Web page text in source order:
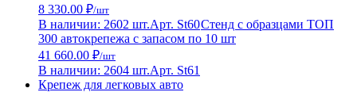
8 330.00 ₽/шт
В наличии: 2602 шт.Арт. St60Стенд с образцами ТОП
300 автокрепежа с запасом по 10 шт
41 660.00 ₽/шт
В наличии: 2604 шт.Арт. St61
Крепеж для легковых авто